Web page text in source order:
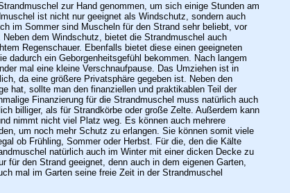
zur Hand genommen, um sich einige Stunden am
ist nicht nur geeignet als Windschutz, sondern auch
im Sommer sind Muscheln für den Strand sehr beliebt, vor
dem Windschutz, bietet die Strandmuschel auch
Regenschauer. Ebenfalls bietet diese einen geeigneten
dadurch ein Geborgenheitsgefühl bekommen. Nach langem
mal eine kleine Verschnaufpause. Das Umziehen ist in
da eine größere Privatsphäre gegeben ist. Neben den
hat, sollte man den finanziellen und praktikablen Teil der
Finanzierung für die Strandmuschel muss natürlich auch
billiger, als für Strandkörbe oder große Zelte. Außerdem kann
nimmt nicht viel Platz weg. Es können auch mehrere
um noch mehr Schutz zu erlangen. Sie können somit viele
ob Frühling, Sommer oder Herbst. Für die, den die Kälte
natürlich auch im Winter mit einer dicken Decke zu
für den Strand geeignet, denn auch in dem eigenen Garten,
mal im Garten seine freie Zeit in der Strandmuschel